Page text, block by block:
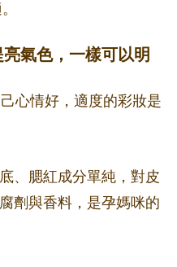
氣色，一樣可以明
心情好，適度的彩妝是
、腮紅成分單純，對皮
劑與香料，是孕媽咪的